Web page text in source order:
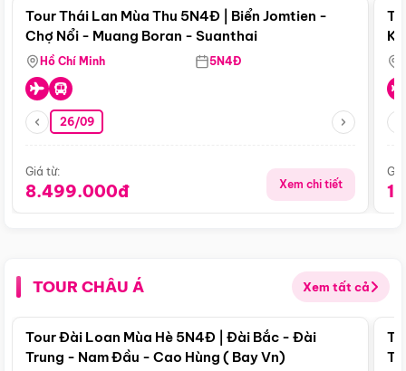
Tour Thái Lan Mùa Thu 5N4Đ | Biển Jomtien -
Chợ Nổi - Muang Boran - Suanthai
Hồ Chí Minh 5N4Đ
26/09
Giá từ:
8.499.000đ Xem chi tiết
TOUR CHÂU Á Xem tất cả
Điểm nổi bật
Tour Đài Loan Mùa Hè 5N4Đ | Đài Bắc - Đài
Trung - Nam Đầu - Cao Hùng ( Bay Vn)